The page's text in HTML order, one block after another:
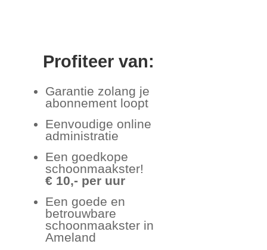
Profiteer van:
Garantie zolang je
abonnement loopt
Eenvoudige online
administratie
Een goedkope
schoonmaakster!
€ 10,- per uur
Een goede en
betrouwbare
schoonmaakster in
Ameland